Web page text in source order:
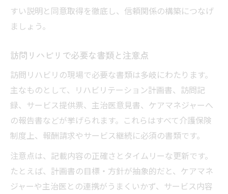
すい説明と同意取得を徹底し、信頼関係の構築につなげ
ましょう。
訪問リハビリで必要な書類と注意点
訪問リハビリの現場で必要な書類は多岐にわたります。
主なものとして、リハビリテーション計画書、訪問記
録、サービス提供票、主治医意見書、ケアマネジャーへ
の報告書などが挙げられます。これらはすべて介護保険
制度上、報酬請求やサービス継続に必須の書類です。
注意点は、記載内容の正確さとタイムリーな更新です。
たとえば、計画書の目標・方針が抽象的だと、ケアマネ
ジャーや主治医との連携がうまくいかず、サービス内容